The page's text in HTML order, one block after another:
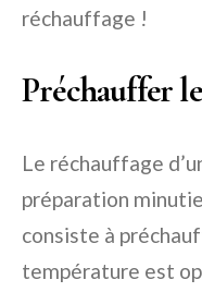
réchauffage !
Préchauffer
Le réchauffage
préparation
consiste à
température est